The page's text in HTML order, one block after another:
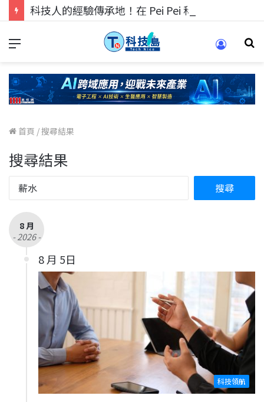
首頁 /搜尋結果
搜尋結果
8 月
- 2026 -
8 月 5日
科技領航